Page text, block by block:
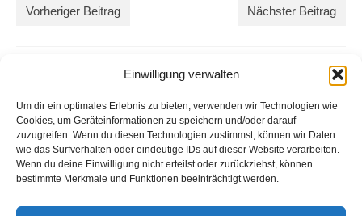
Einwilligung verwalten
Um dir ein optimales Erlebnis zu bieten, verwenden wir Technologien wie
Cookies, um Geräteinformationen zu speichern und/oder darauf
zuzugreifen. Wenn du diesen Technologien zustimmst, können wir Daten
wie das Surfverhalten oder eindeutige IDs auf dieser Website verarbeiten.
Wenn du deine Einwilligung nicht erteilst oder zurückziehst, können
bestimmte Merkmale und Funktionen beeinträchtigt werden.
Vorheriger Beitrag Nächster Beitrag